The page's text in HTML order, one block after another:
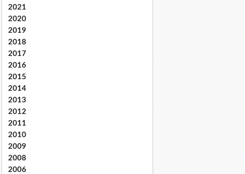
2021
2020
2019
2018
2017
2016
2015
2014
2013
2012
2011
2010
2009
2008
2006